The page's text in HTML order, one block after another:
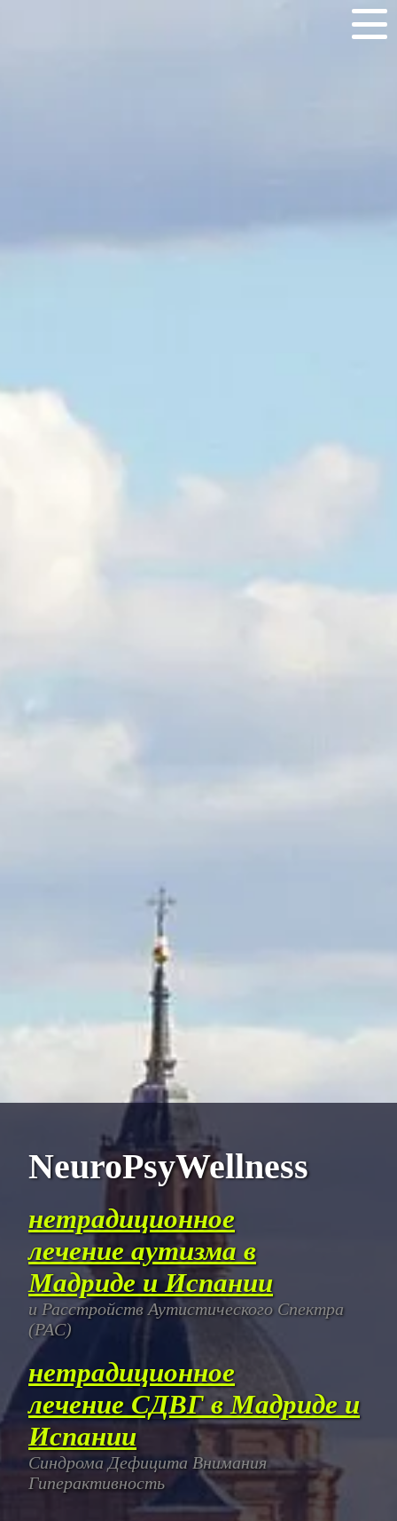
NeuroPsyWellness
нетрадиционное
лечение аутизма в
Мадриде и Испании
и Расстройств Аутистического Спектра
(РАС)
нетрадиционное
лечение СДВГ в Мадриде и
Испании
Синдрома Дефицита Внимания
Гиперактивность